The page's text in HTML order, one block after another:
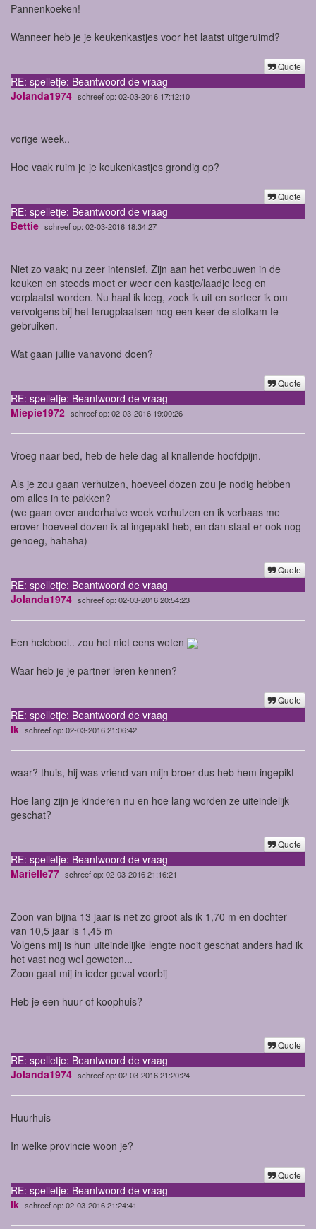
Pannenkoeken!
Wanneer heb je je keukenkastjes voor het laatst uitgeruimd?
Quote
RE: spelletje: Beantwoord de vraag
Jolanda1974 schreef op: 02-03-2016 17:12:10
vorige week..
Hoe vaak ruim je je keukenkastjes grondig op?
Quote
RE: spelletje: Beantwoord de vraag
Bettie schreef op: 02-03-2016 18:34:27
Niet zo vaak; nu zeer intensief. Zijn aan het verbouwen in de
keuken en steeds moet er weer een kastje/laadje leeg en
verplaatst worden. Nu haal ik leeg, zoek ik uit en sorteer ik om
vervolgens bij het terugplaatsen nog een keer de stofkam te
gebruiken.
Wat gaan jullie vanavond doen?
Quote
RE: spelletje: Beantwoord de vraag
Miepie1972 schreef op: 02-03-2016 19:00:26
Vroeg naar bed, heb de hele dag al knallende hoofdpijn.
Als je zou gaan verhuizen, hoeveel dozen zou je nodig hebben
om alles in te pakken?
(we gaan over anderhalve week verhuizen en ik verbaas me
erover hoeveel dozen ik al ingepakt heb, en dan staat er ook nog
genoeg, hahaha)
Quote
RE: spelletje: Beantwoord de vraag
Jolanda1974 schreef op: 02-03-2016 20:54:23
Een heleboel.. zou het niet eens weten
Waar heb je je partner leren kennen?
Quote
RE: spelletje: Beantwoord de vraag
Ik schreef op: 02-03-2016 21:06:42
waar? thuis, hij was vriend van mijn broer dus heb hem ingepikt
Hoe lang zijn je kinderen nu en hoe lang worden ze uiteindelijk
geschat?
Quote
RE: spelletje: Beantwoord de vraag
Marielle77 schreef op: 02-03-2016 21:16:21
Zoon van bijna 13 jaar is net zo groot als ik 1,70 m en dochter
van 10,5 jaar is 1,45 m
Volgens mij is hun uiteindelijke lengte nooit geschat anders had ik
het vast nog wel geweten...
Zoon gaat mij in ieder geval voorbij
Heb je een huur of koophuis?
Quote
RE: spelletje: Beantwoord de vraag
Jolanda1974 schreef op: 02-03-2016 21:20:24
Huurhuis
In welke provincie woon je?
Quote
RE: spelletje: Beantwoord de vraag
Ik schreef op: 02-03-2016 21:24:41